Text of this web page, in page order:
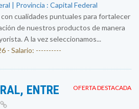
| Provincia : Capital Federal
cualidades puntuales para fortalecer
de nuestros productos de manera
A la vez seleccionamos...
- Salario: ----------
OFERTA DESTACADA
ENTRE